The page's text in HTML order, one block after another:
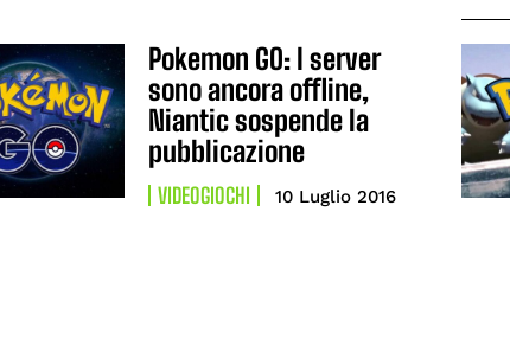
Pokemon GO: I server
sono ancora offline,
Niantic sospende la
pubblicazione
VIDEOGIOCHI 10 Luglio 2016